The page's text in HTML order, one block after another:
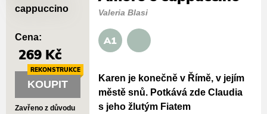
Valeria Blasi
A1
Karen je konečně v Římě, v jejím
městě snů. Potkává zde Claudia
s jeho žlutým Fiatem
Cena:
269 Kč
KOUPIT
REKONSTRUKCE
Zavřeno z důvodu